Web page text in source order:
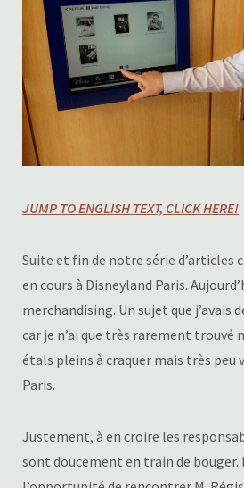
JUMP TO ENGLISH TEXT, CLICK HERE!
Suite et fin de notre série d’articles
en cours à Disneyland Paris.
merchandising. Un sujet que j’avais
car je n’ai que très rarement trouvé
étals pleins à craquer mais très peu
Paris.
Justement, à en croire les
sont doucement en train de bouger.